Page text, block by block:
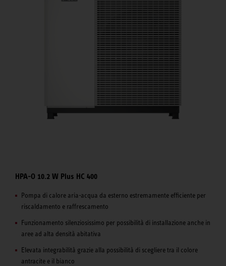
HPA-O 10.2 W Plus HC 400
Pompa di calore aria-acqua da esterno estremamente efficiente per
riscaldamento e raffrescamento
Funzionamento silenziosissimo per possibilità di installazione anche in
aree ad alta densità abitativa
Elevata integrabilità grazie alla possibilità di scegliere tra il colore
antracite e il bianco